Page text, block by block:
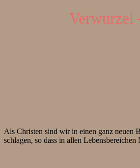
Verwurzel
Als Christen sind wir in einen ganz neuen
schlagen, so dass in allen